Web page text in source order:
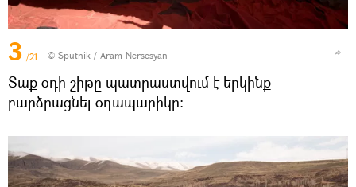
3 /21 © Sputnik / Aram Nersesyan
Տաք օդի շիթը պատրաստվում է երկինք
բարձրացնել օդապարիկը։